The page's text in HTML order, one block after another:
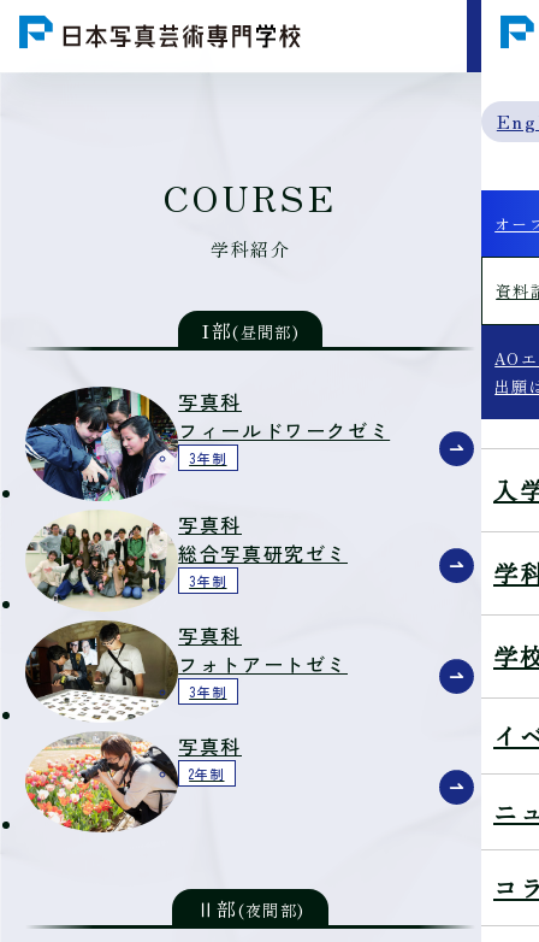
MENU
オー
資料
AO
出願
入
学
学
イ
ニ
コ
COURSE
学科紹介
I部(昼間部)
3年制
写真科
フィールドワークゼミ
3年制
写真科
総合写真研究ゼミ
3年制
写真科
フォトアートゼミ
2年制
写真科
Ⅱ部(夜間部)